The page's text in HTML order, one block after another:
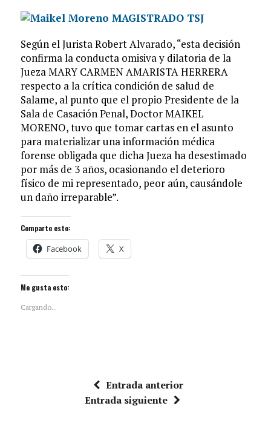
Según el Jurista Robert Alvarado, “esta decisión
confirma la conducta omisiva y dilatoria de la
Jueza MARY CARMEN AMARISTA HERRERA
respecto a la crítica condición de salud de
Salame, al punto que el propio Presidente de la
Sala de Casación Penal, Doctor MAIKEL
MORENO, tuvo que tomar cartas en el asunto
para materializar una información médica
forense obligada que dicha Jueza ha desestimado
por más de 3 años, ocasionando el deterioro
físico de mi representado, peor aún, causándole
un daño irreparable”.
Comparte esto:
Facebook X
Me gusta esto:
Cargando...
Entrada anterior
Entrada siguiente